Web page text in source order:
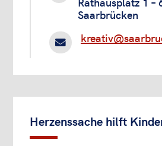
Saarbrücken

Herzenssache hilft